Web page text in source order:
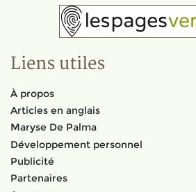
Liens utiles
À propos
Articles en anglais
Maryse De Palma
Développement personnel
Publicité
Partenaires